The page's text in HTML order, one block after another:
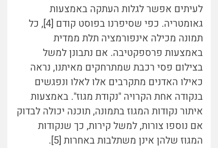
לעיתים אפשר לגלות העתקה באמצעות
גאומטריה. כפי שסיפרנו בפוסט קודם [4], כל
תמונה מכילה אינפורמציה תלת ממדית
באמצעות פרספקטיבה. אם נתבונן למשל
בצילום פסי רכבת שמתרחקים מאיתנו, נראה
כאילו האדנים מתקרבים אלו לאלו ונפגשים
בנקודה אחת הקרויה "נקודת מגוז". באמצעות
איתור נקודות המגוז בתמונה, תוכנה יכולה לבדוק
אם נוספו צורות, למשל קירות, כך שנקודות
המגוז שלהן אינן משתלבות באחרות [5].